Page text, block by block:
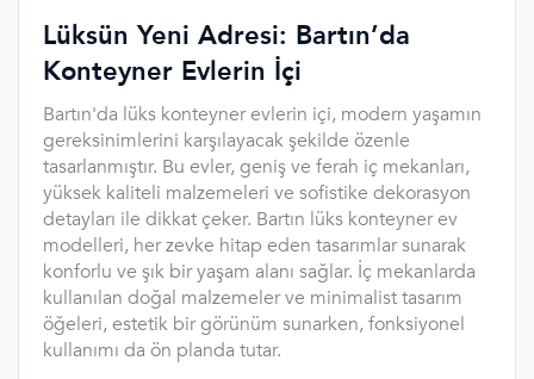
Lüksün Yeni Adresi: Bartın’da
Konteyner Evlerin İçi
Bartın'da lüks konteyner evlerin içi, modern yaşamın
gereksinimlerini karşılayacak şekilde özenle
tasarlanmıştır. Bu evler, geniş ve ferah iç mekanları,
yüksek kaliteli malzemeleri ve sofistike dekorasyon
detayları ile dikkat çeker. Bartın lüks konteyner ev
modelleri, her zevke hitap eden tasarımlar sunarak
konforlu ve şık bir yaşam alanı sağlar. İç mekanlarda
kullanılan doğal malzemeler ve minimalist tasarım
öğeleri, estetik bir görünüm sunarken, fonksiyonel
kullanımı da ön planda tutar.